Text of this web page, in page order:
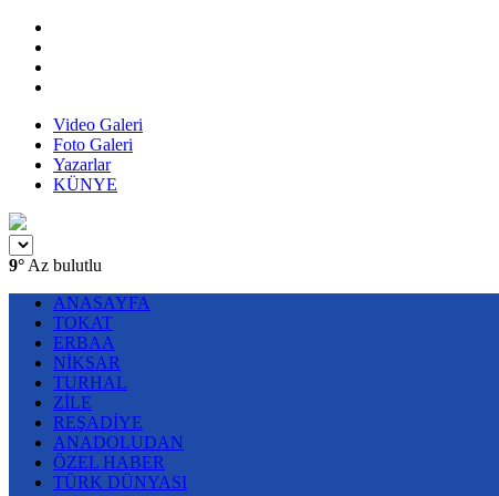
Video Galeri
Foto Galeri
Yazarlar
KÜNYE
9° Az bulutlu
ANASAYFA
TOKAT
ERBAA
NİKSAR
TURHAL
ZİLE
REŞADİYE
ANADOLUDAN
ÖZEL HABER
TÜRK DÜNYASI